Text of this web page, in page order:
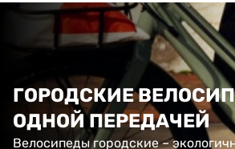
ГОРОДСКИЕ
ОДНОЙ ПЕРЕДАЧЕЙ
Велосипеды городские –